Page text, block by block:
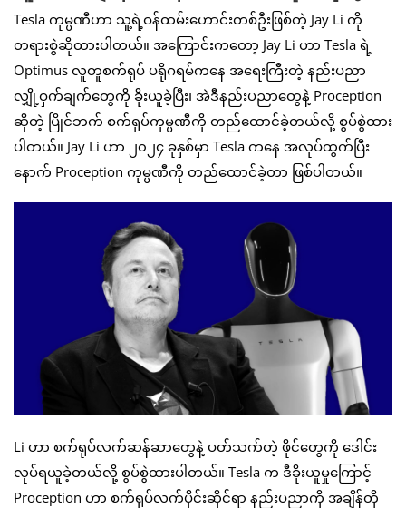
Tesla ကုမ္ပဏီဟာ သူ့ရဲ့ဝန်ထမ်းဟောင်းတစ်ဦးဖြစ်တဲ့ Jay Li ကို
တရားစွဲဆိုထားပါတယ်။ အကြောင်းကတော့ Jay Li ဟာ Tesla ရဲ့
Optimus လူတူစက်ရုပ် ပရိုဂရမ်ကနေ အရေးကြီးတဲ့ နည်းပညာ
လျှို့ဝှက်ချက်တွေကို ခိုးယူခဲ့ပြီး၊ အဲဒီနည်းပညာတွေနဲ့ Proception
ဆိုတဲ့ ပြိုင်ဘက် စက်ရုပ်ကုမ္ပဏီကို တည်ထောင်ခဲ့တယ်လို့ စွပ်စွဲထား
ပါတယ်။ Jay Li ဟာ ၂၀၂၄ ခုနှစ်မှာ Tesla ကနေ အလုပ်ထွက်ပြီး
နောက် Proception ကုမ္ပဏီကို တည်ထောင်ခဲ့တာ ဖြစ်ပါတယ်။
Li ဟာ စက်ရုပ်လက်ဆန်ဆာတွေနဲ့ ပတ်သက်တဲ့ ဖိုင်တွေကို ဒေါင်း
လုပ်ရယူခဲ့တယ်လို့ စွပ်စွဲထားပါတယ်။ Tesla က ဒီခိုးယူမှုကြောင့်
Proception ဟာ စက်ရုပ်လက်ပိုင်းဆိုင်ရာ နည်းပညာကို အချိန်တို